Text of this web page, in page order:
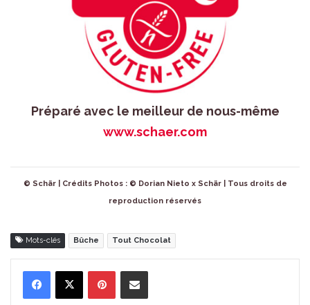
Préparé avec le meilleur de nous-même
www.schaer.com
© Schär | Crédits Photos : © Dorian Nieto x Schär | Tous droits de
reproduction réservés
Mots-clés Bûche Tout Chocolat